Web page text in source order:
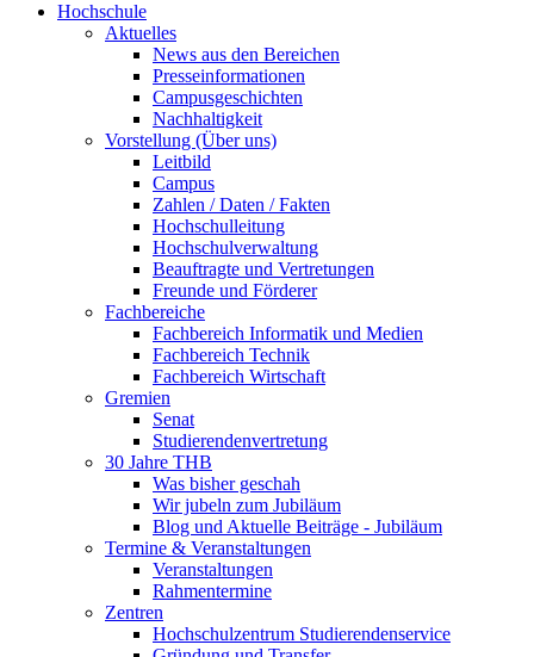
Hochschule
Aktuelles
News aus den Bereichen
Presseinformationen
Campusgeschichten
Nachhaltigkeit
Vorstellung (Über uns)
Leitbild
Campus
Zahlen / Daten / Fakten
Hochschulleitung
Hochschulverwaltung
Beauftragte und Vertretungen
Freunde und Förderer
Fachbereiche
Fachbereich Informatik und Medien
Fachbereich Technik
Fachbereich Wirtschaft
Gremien
Senat
Studierendenvertretung
30 Jahre THB
Was bisher geschah
Wir jubeln zum Jubiläum
Blog und Aktuelle Beiträge - Jubiläum
Termine & Veranstaltungen
Veranstaltungen
Rahmentermine
Zentren
Hochschulzentrum Studierendenservice